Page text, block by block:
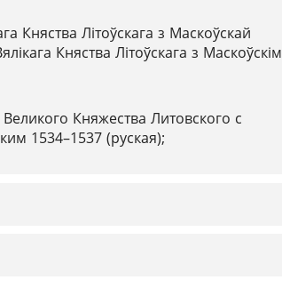
Княства Літоўскага з Маскоўскай
Княства Літоўскага з Маскоўскім
Княжества Литовского с
1534–1537 (руская);